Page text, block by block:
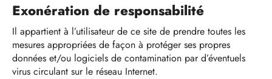
Exonération de responsabilité
Il appartient à l’utilisateur de ce site de prendre toutes les
mesures appropriées de façon à protéger ses propres
données et/ou logiciels de contamination par d’éventuels
virus circulant sur le réseau Internet.